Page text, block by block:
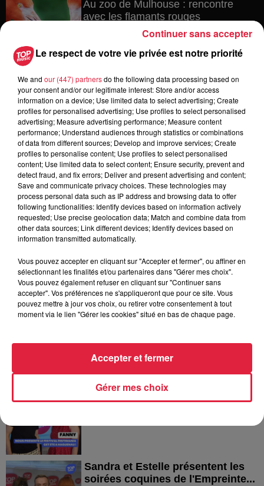
Au zoo de Mulhouse : rencontre
avec les flamants rouges
Les dernières infos sur la venue du
pape à Metz en septembre
5 août 2026
Europa-Park : des précisons sur
l’après Euro-Mir
Dans la même série
Thierry du Domaine Wunsch et
Mann à Wettolsheim !
Wettolsheim !
Fanny nous présente le festival
Sandra et Estelle présentent les
soirées coquines de l'Empreinte...
Le respect de votre vie privée est notre priorité
We and our (447) partnersdo the following data processing based on
your consent and/or our legitimate interest: Store and/or access
information on a device; Use limited data to select advertising; Create
profiles for personalised advertising; Use profiles to select personalised
advertising; Measure advertising performance; Measure content
performance; Understand audiences through statistics or combinations
of data from different sources; Develop and improve services; Create
profiles to personalise content; Use profiles to select personalised
content; Use limited data to select content; Ensure security, prevent and
detect fraud, and fix errors; Deliver and present advertising and content;
Save and communicate privacy choices. These technologies may
process personal data such as IP address and browsing data to offer
following functionalities: Identify devices based on information actively
requested; Use precise geolocation data; Match and combine data from
other data sources; Link different devices; Identify devices based on
information transmitted automatically.
Vous pouvez accepter en cliquant sur "Accepter et fermer", ou affiner en
sélectionnant les finalités et/ou partenaires dans "Gérer mes choix".
Vous pouvez également refuser en cliquant sur "Continuer sans
accepter". Vos préférences ne s'appliqueront que pour ce site. Vous
pouvez mettre à jour vos choix, ou retirer votre consentement à tout
moment via le lien "Gérer les cookies" situé en bas de chaque page.
Gérer mes choix
Accepter et fermer
Continuer sans accepter